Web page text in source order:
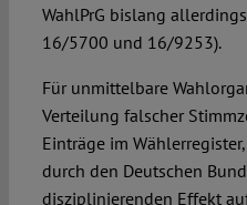
WahlPrG bislang
16/5700 und 16/9253).
Für unmittelbare
Verteilung falscher
Einträge im
durch den Deutschen
disziplinierenden Effekt